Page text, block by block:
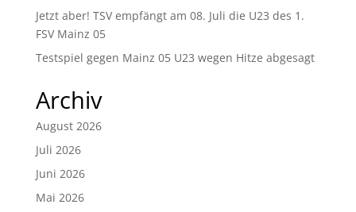
Jetzt aber! TSV empfängt am 08. Juli die U23 des 1.
FSV Mainz 05
Testspiel gegen Mainz 05 U23 wegen Hitze abgesagt
Archiv
August 2026
Juli 2026
Juni 2026
Mai 2026